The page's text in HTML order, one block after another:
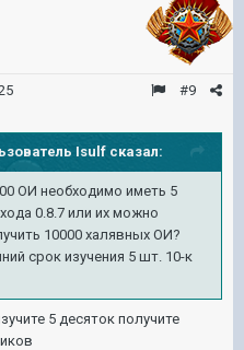
#9
Isulf сказал:
ОИ необходимо иметь 5
0.8.7 или их можно
10000 халявных ОИ?
срок изучения 5 шт. 10-к
5 десяток получите